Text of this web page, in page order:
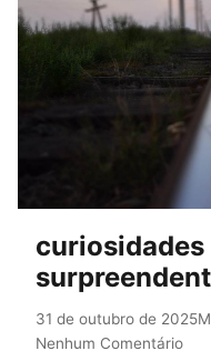
31 de outubro de 2025
Nenhum Comentário